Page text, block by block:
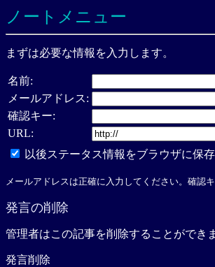
ノートメニュー
まずは必要な情報を入力します。
名前:
メールアドレス:
確認キー:
URL:
以後ステータス情報をブラウザに保
メールアドレスは正確に入力してください。確認
発言の削除
管理者はこの記事を削除することができ
発言削除